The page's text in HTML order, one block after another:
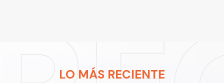
LO MÁS RECIENTE